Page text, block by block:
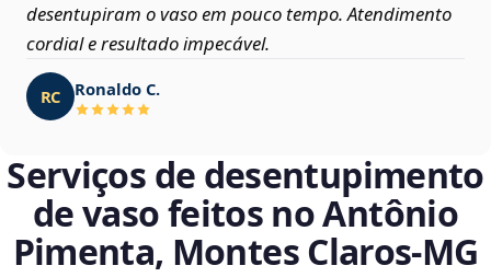
desentupiram o vaso em pouco tempo. Atendimento
cordial e resultado impecável.
RC Ronaldo C.
Serviços de desentupimento
de vaso feitos no Antônio
Pimenta, Montes Claros‑MG